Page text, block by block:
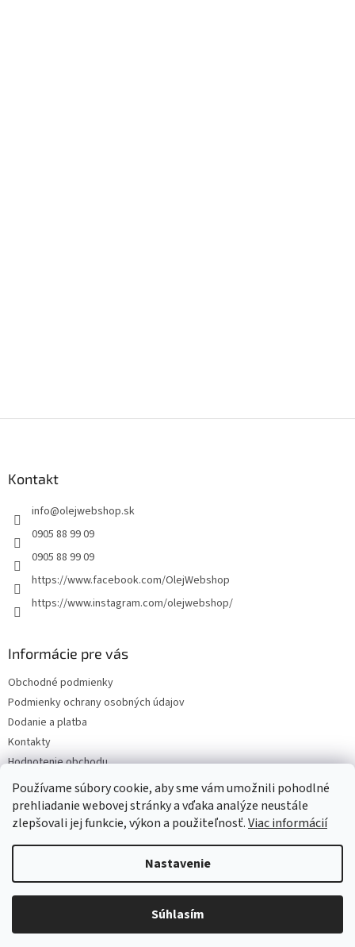
Používame súbory cookie, aby sme vám umožnili pohodlné
prehliadanie webovej stránky a vďaka analýze neustále
zlepšovali jej funkcie, výkon a použiteľnosť.Viac informácií
Nastavenie
Súhlasím
Kontakt
info@olejwebshop.sk
0905 88 99 09
0905 88 99 09
https://www.facebook.com/OlejWebshop
https://www.instagram.com/olejwebshop/
Informácie pre vás
Obchodné podmienky
Podmienky ochrany osobných údajov
Dodanie a platba
Kontakty
Hodnotenie obchodu
Blog
Copyright 2026Olejwebshop.sk. Všetky práva vyhradené.Upraviť
nastavenie cookies